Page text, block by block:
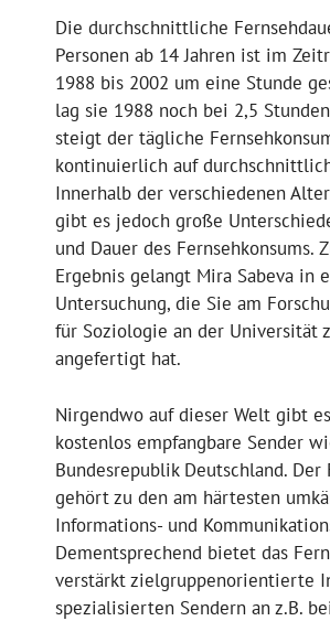
Die durchschnittliche
Personen ab 14 Jahren ist im
1988 bis 2002 um eine Stunde
lag sie 1988 noch bei 2,5
steigt der tägliche
kontinuierlich auf
Innerhalb der verschiedenen
gibt es jedoch große
und Dauer des Fernsehkonsums.
Ergebnis gelangt Mira Sabeva in
Untersuchung, die Sie am
für Soziologie an der Universität
angefertigt hat.
Nirgendwo auf dieser Welt gibt
kostenlos empfangbare Sender
Bundesrepublik Deutschland. Der
gehört zu den am härtesten
Informations- und
Dementsprechend bietet das
verstärkt zielgruppenorientierte
spezialisierten Sendern an z.B.